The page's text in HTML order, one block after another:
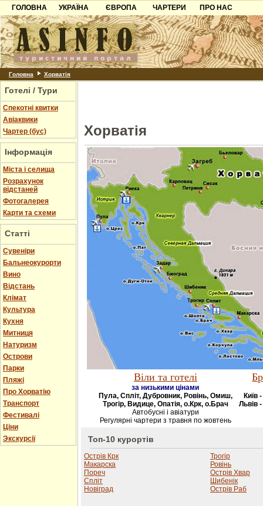
ГОЛОВНА
УКРАЇНА
Карпати
Азов
Причорноморря
Шацьк
ЄВРОПА
Чорногорія
Хорватія
Болгарія
ЧАРТЕРИ
ПРО НАС
Контакти
Партнерам
Додати готель
Головна Хорватія
Готелі / Тури
Спекотні квитки
Авіаквики
Чартер (бус)
Інформація
Міста і селища
Розрахунок
відстаней
Фотогалерея
Карти та схеми
Статті
Cувеніри
Бальнеокурорти
Вино
Відстань
Клімат
Культура
Кухня
Митниця
Натуризм
Острови
Парки
Пляжі
Про Хорватію
Транспорт
Фестивалі
Ціни
Экскурсії
Хорватія
Віли та готелі
за низькими цінами
Пула, Спліт, Дубровник, Ровінь, Омиш,
Трогір, Видице, Опатія, о.Крк, о.Брач
Автобусні і авіатури
Регулярні чартери з травня по жовтень
Київ
Львів
Топ-10 курортів
Острів Крк
Макарска
Пореч
Спліт
Новіград
Трогір
Ровінь
Острів Хвар
Шибенік
Острів Раб